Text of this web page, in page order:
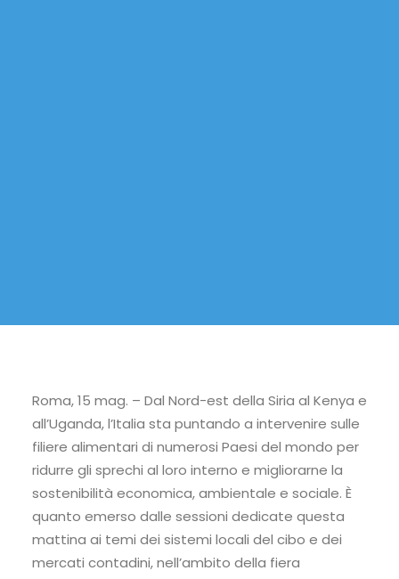
Roma, 15 mag. – Dal Nord-est della Siria al Kenya e
all’Uganda, l’Italia sta puntando a intervenire sulle
filiere alimentari di numerosi Paesi del mondo per
ridurre gli sprechi al loro interno e migliorarne la
sostenibilità economica, ambientale e sociale. È
quanto emerso dalle sessioni dedicate questa
mattina ai temi dei sistemi locali del cibo e dei
mercati contadini, nell’ambito della fiera